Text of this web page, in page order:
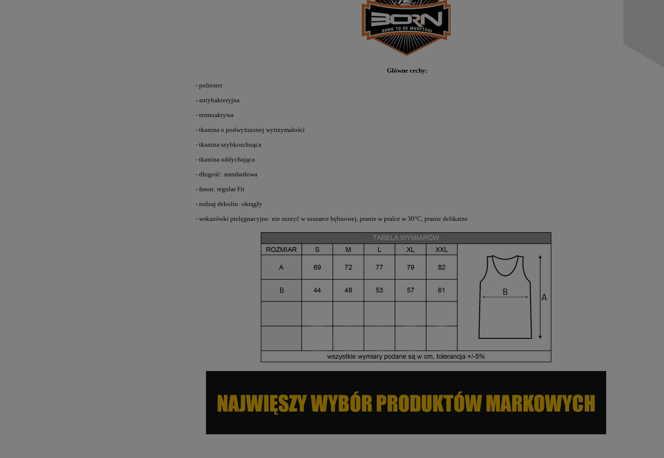
Główne cechy:
- poliester
- antybakteryjna
- termoaktywa
- tkanina o podwyższonej wytrzymałości
- tkanina szybkoschnąca
- tkanina oddychająca
- długość: standardowa
- fason: regular Fit
- rodzaj dekoltu: okrągły
- wskazówki pielęgnacyjne: nie suszyć w suszarce bębnowej, pranie w pralce w 30°C, pranie delikatne